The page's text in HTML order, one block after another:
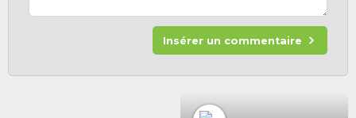
Insérer un commentaire